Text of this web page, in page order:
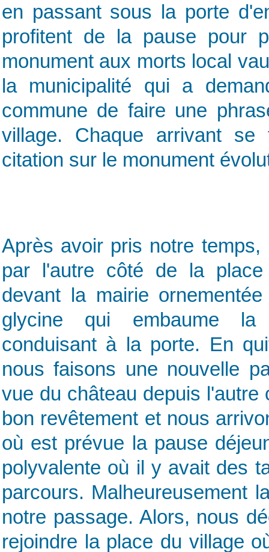
en passant sous la porte
profitent de la pause pour
monument aux morts local
la municipalité qui a
commune de faire une
village. Chaque arrivant
citation sur le monument
Après avoir pris notre temps,
par l'autre côté de la place
devant la mairie
glycine qui embaume la
conduisant à la porte. En
nous faisons une nouvelle
vue du château depuis
bon revêtement et nous
où est prévue la pause
polyvalente où il y avait des
parcours. Malheureusement
notre passage. Alors, nous
rejoindre la place du village